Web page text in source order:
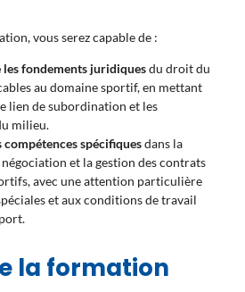
vous serez capable de :
fondements juridiquesdu droit du
au domaine sportif, en mettant
lien de subordination et les
milieu.
spécifiquesdans la
et la gestion des contrats
avec une attention particulière
et aux conditions de travail
la formation